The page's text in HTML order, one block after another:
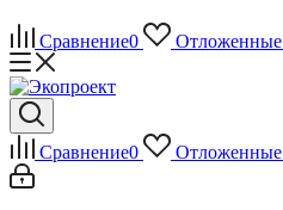
Сравнение0 Отложенные
Сравнение0 Отложенные